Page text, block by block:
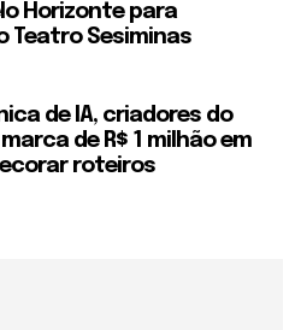
Horizonte para
Teatro Sesiminas
de IA, criadores do
de R$ 1 milhão em
roteiros